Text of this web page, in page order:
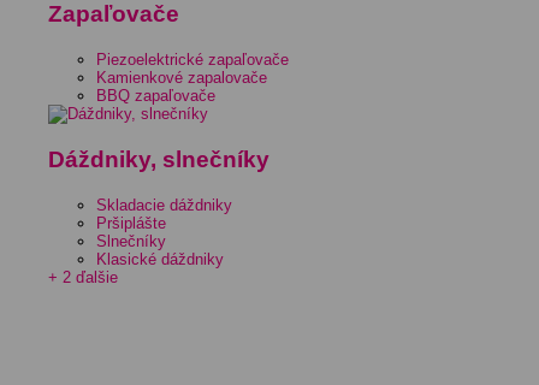
Zapaľovače
Piezoelektrické zapaľovače
Kamienkové zapalovače
BBQ zapaľovače
Dáždniky, slnečníky
Skladacie dáždniky
Pršiplášte
Slnečníky
Klasické dáždniky
+ 2 ďalšie